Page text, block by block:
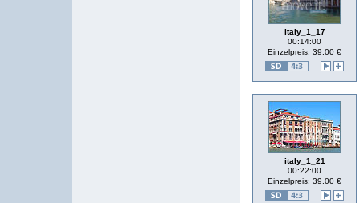
italy_1_17
00:14:00
Einzelpreis: 39.00 €
italy_1_21
00:22:00
Einzelpreis: 39.00 €